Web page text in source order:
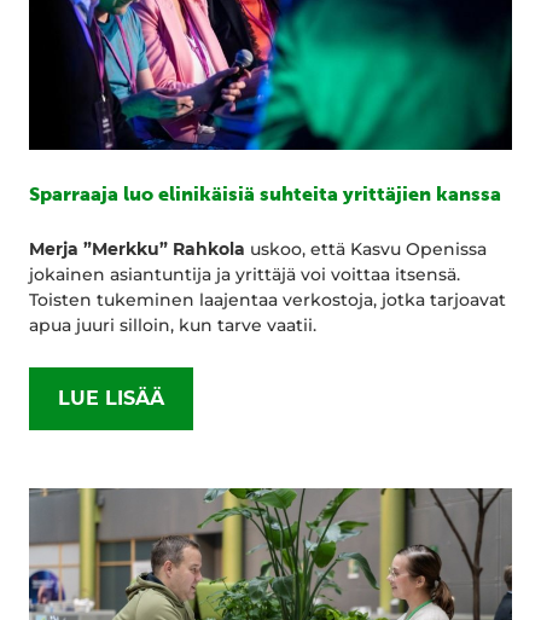
Sparraaja luo elinikäisiä suhteita yrittäjien kanssa
Merja ”Merkku” Rahkola uskoo, että Kasvu Openissa
jokainen asiantuntija ja yrittäjä voi voittaa itsensä.
Toisten tukeminen laajentaa verkostoja, jotka tarjoavat
apua juuri silloin, kun tarve vaatii.
LUE LISÄÄ